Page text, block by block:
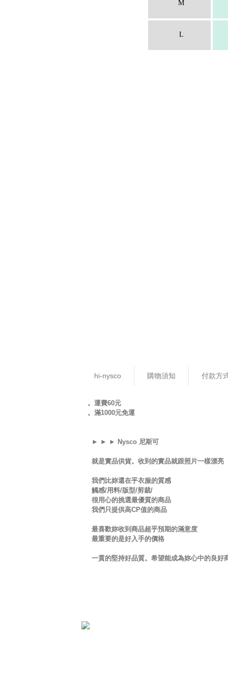
hi-nysco 購物須知 付款方
。運費60元
。滿1000元免運
► ► ► Nysco 尼斯可
就是實品供貨。收到的實品就跟照片一樣漂亮
我們比妳還在乎衣服的質感
觸感/用料/版型/剪裁/
很用心的挑選最優質的商品
我們只提供高CP值的商品
最喜歡妳收到商品超乎預期的滿意度
最重要的是好入手的價格
一貫的堅持好品質。希望能成為妳心中的良好